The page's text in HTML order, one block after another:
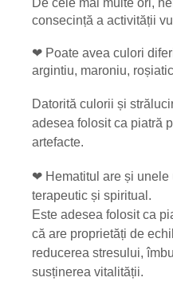
De cele mai multe ori,
consecință a activității
❤ Poate avea culori
argintiu, maroniu,
Datorită culorii și
adesea folosit ca piatră
artefacte.
❤ Hematitul are și unele
terapeutic și spiritual.
Este adesea folosit ca
că are proprietăți de
reducerea stresului,
susținerea vitalității.